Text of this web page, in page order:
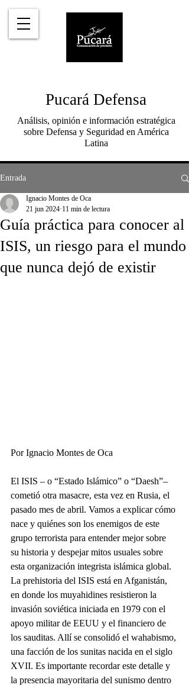
Pucará Defensa
Análisis, opinión e información estratégica
sobre Defensa y Seguridad en América
Latina
Entrada
Guía práctica para conocer al
ISIS, un riesgo para el mundo
que nunca dejó de existir
Ignacio Montes de Oca
21 jun 2024 11 min de lectura
Por Ignacio Montes de Oca
El ISIS – o “Estado Islámico” o “Daesh”–
cometió otra masacre, esta vez en Rusia, el
pasado mes de abril. Vamos a explicar cómo
nace y quiénes son los enemigos de este
grupo terrorista para entender mejor sobre
su historia y despejar mitos usuales sobre
esta organización integrista islámica global.
La prehistoria del ISIS está en Afganistán,
en donde los muyahidines resistieron la
invasión soviética iniciada en 1979 con el
apoyo militar de EEUU y el financiero de
los sauditas. Allí se consolidó el wahabismo,
una facción de los sunitas nacida en el siglo
XVII. Es importante recordar este detalle y
la presencia mayoritaria del sunismo dentro